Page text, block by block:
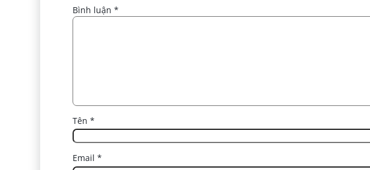
Bình luận *
Tên *
Email *